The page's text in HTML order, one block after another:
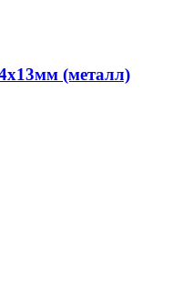
(металл)